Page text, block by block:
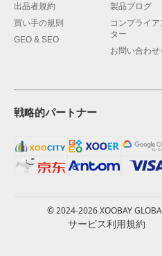
出品者規約
買い手の規則
GEO & SEO
製品ブログ
コンプライ
ター
お問い合わ
戦略的パートナー
© 2024-2026 XOOBAY
サービス利用規約